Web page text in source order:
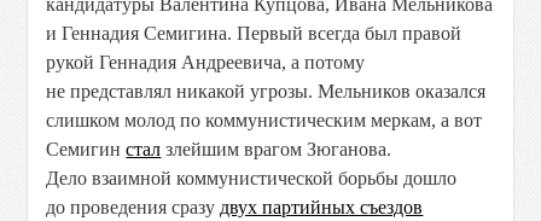
кандидатуры Валентина Купцова, Ивана Мельникова
и Геннадия Семигина. Первый всегда был правой
рукой Геннадия Андреевича, а потому
не представлял никакой угрозы. Мельников оказался
слишком молод по коммунистическим меркам, а вот
Семигинстал злейшим врагом Зюганова.
Дело взаимной коммунистической борьбы дошло
до проведения сразу двух партийных съездов